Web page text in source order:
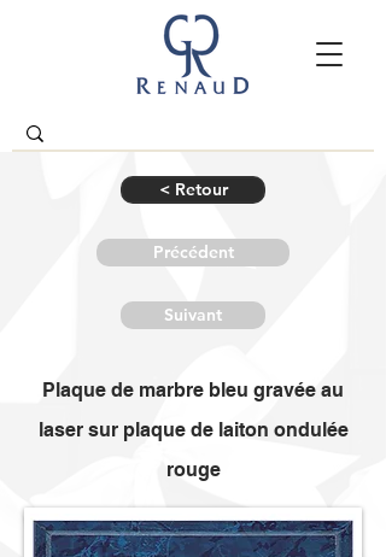
< Retour
Précédent
Suivant
Plaque de marbre bleu gravée au
laser sur plaque de laiton ondulée
rouge